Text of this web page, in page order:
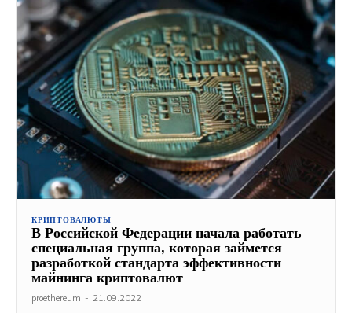
КРИПТОВАЛЮТЫ
В Российской Федерации начала работать
специальная группа, которая займется
разработкой стандарта эффективности
майнинга криптовалют
proethereum - 21.09.2022